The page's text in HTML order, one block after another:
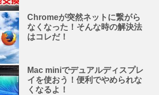
Chromeが突然ネットに繋がら
なくなった！そんな時の解決法
はコレだ！
Mac miniでデュアルディスプレ
イを使おう！便利でやめられな
くなるよ！